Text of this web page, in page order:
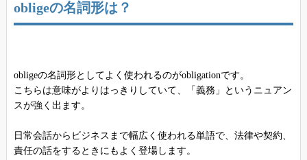
obligeの名詞形は？
obligeの名詞形としてよく使われるのがobligationです。
こちらは意味がよりはっきりしていて、「義務」というニュアン
スが強く出ます。
日常会話からビジネスまで幅広く使われる単語で、法律や契約、
責任の話をするときにもよく登場します。